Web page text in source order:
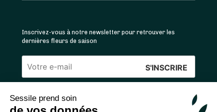
Sessile prend soin
Inscrivez-vous à notre newsletter pour retrouver les
dernières fleurs de saison
Veuillez
ce
champ
4.4 /5 ⭐ | 120 000+ bouquets livrés |